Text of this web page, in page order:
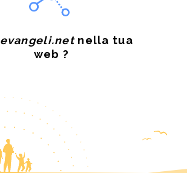
evangeli.netnella tua
web ?